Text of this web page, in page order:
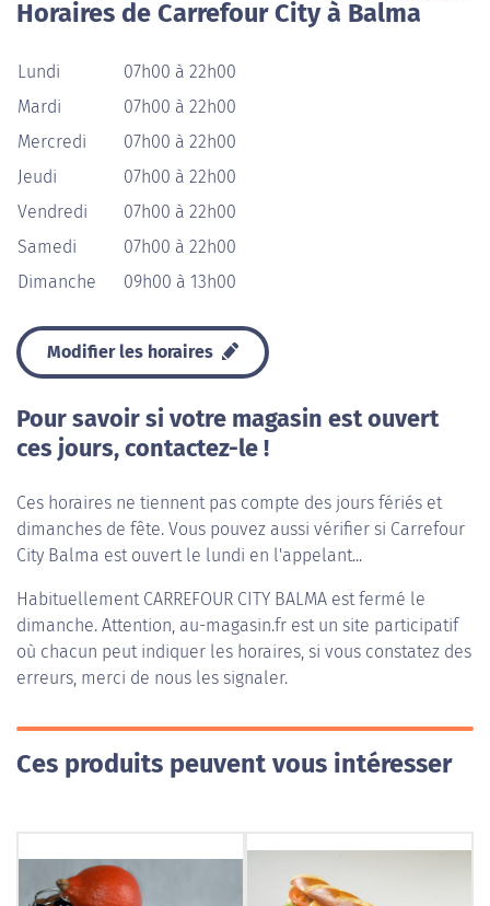
Horaires de Carrefour City à Balma
Lundi
07h00 à 22h00
Mardi
07h00 à 22h00
Mercredi
07h00 à 22h00
Jeudi
07h00 à 22h00
Vendredi
07h00 à 22h00
Samedi
07h00 à 22h00
Dimanche
09h00 à 13h00
Modifier les horaires
Pour savoir si votre magasin est ouvert
ces jours, contactez-le !
Ces horaires ne tiennent pas compte des jours fériés et
dimanches de fête. Vous pouvez aussi vérifier si Carrefour
City Balma est ouvert le lundi en l'appelant...
Habituellement CARREFOUR CITY BALMA est fermé le
dimanche. Attention, au-magasin.fr est un site participatif
où chacun peut indiquer les horaires, si vous constatez des
erreurs, merci de nous les signaler.
Ces produits peuvent vous intéresser